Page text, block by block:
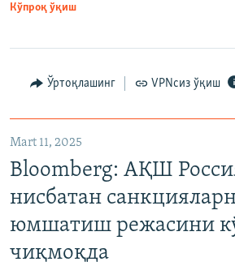
Кўпроқ ўқиш
Ўртоқлашинг VPNсиз ўқиш
Mart 11, 2025
Bloomberg: АҚШ
нисбатан
юмшатиш режасини
чиқмоқда